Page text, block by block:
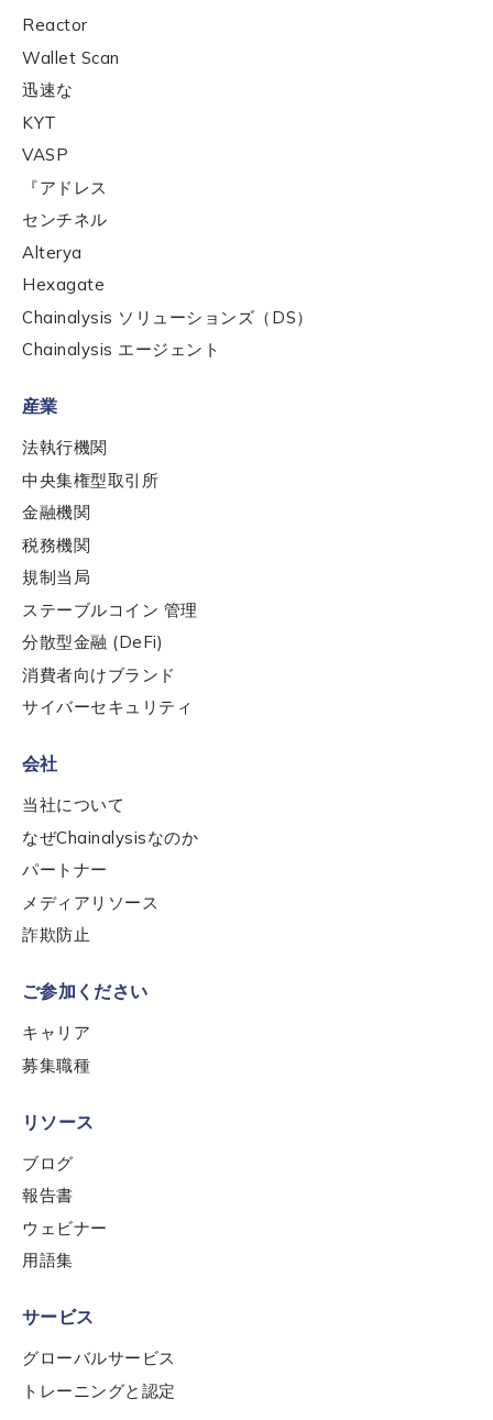
be handled in accordance with the
Submit
Reactor
Wallet Scan
迅速な
KYT
VASP
『アドレス
センチネル
Alterya
Hexagate
Chainalysis ソリューションズ（DS）
Chainalysis エージェント
産業
法執行機関
中央集権型取引所
金融機関
税務機関
規制当局
ステーブルコイン 管理
分散型金融 (DeFi)
消費者向けブランド
サイバーセキュリティ
会社
当社について
なぜChainalysisなのか
パートナー
メディアリソース
詐欺防止
ご参加ください
キャリア
募集職種
リソース
ブログ
報告書
ウェビナー
用語集
サービス
グローバルサービス
トレーニングと認定